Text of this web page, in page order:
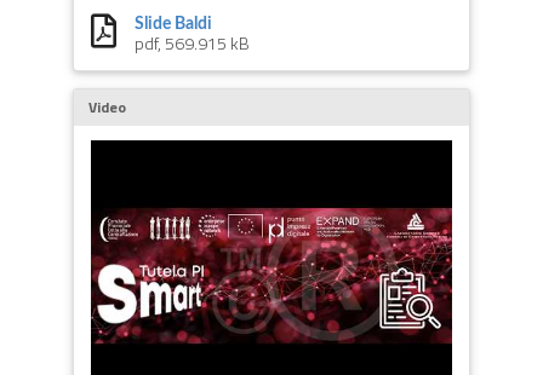
Slide Baldi
pdf, 569.915 kB
Video